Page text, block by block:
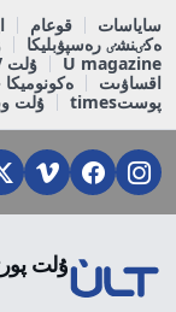
ساياسات قوعام
ەكٸنشٸ رەسپۋبليكا
U magazine
ۇلت TV
اقساۋىت
پوستtimes
ۇلت
ۇلت